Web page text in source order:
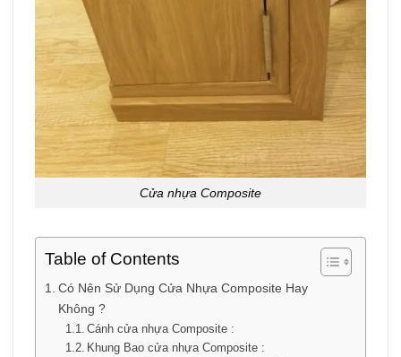
Cửa nhựa Composite
Table of Contents
Có Nên Sử Dụng Cửa Nhựa Composite Hay
Không ?
Cánh cửa nhựa Composite :
Khung Bao cửa nhựa Composite :